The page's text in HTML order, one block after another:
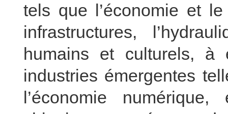
tels que l’économie et
infrastructures,
humains et culturels, à
industries émergentes
l’économie